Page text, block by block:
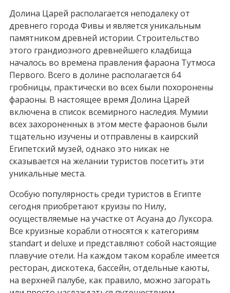
Долина Царей располагается неподалеку от
древнего города Фивы и является уникальным
памятником древней истории. Строительство
этого грандиозного древнейшего кладбища
началось во времена правления фараона Тутмоса
Первого. Всего в долине располагается 64
гробницы, практически во всех были похоронены
фараоны. В настоящее время Долина Царей
включена в список всемирного наследия. Мумии
всех захороненных в этом месте фараонов были
тщательно изучены и отправлены в каирский
Египетский музей, однако это никак не
сказывается на желании туристов посетить эти
уникальные места.
Особую популярность среди туристов в Египте
сегодня приобретают круизы по Нилу,
осуществляемые на участке от Асуана до Луксора.
Все круизные корабли относятся к категориям
standart и deluxe и представляют собой настоящие
плавучие отели. На каждом таком корабле имеется
ресторан, дискотека, бассейн, отдельные каюты,
на верхней палубе, как правило, можно загорать